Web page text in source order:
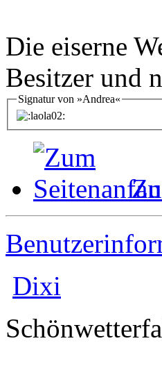
Die eiserne
Besitzer und
Signatur von »Andrea«
Dixi